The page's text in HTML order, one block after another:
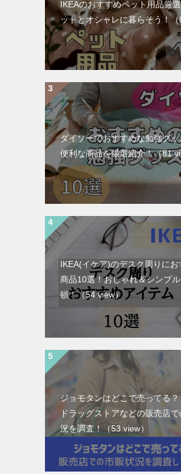
IKEAのおすすめペット用品厳
ットとオシャレに暮らそう！ （
ダイソーでおすすめな勉強グッ
便利な商品を厳選紹介！（81
IKEA(イケア)のデスク周りにお
商品10選！おしゃれ＆シンプ
頓！（54 view）
ジョモタンはどこで売ってる
ドラッグストアなどの販売店
況を調査！（53 view）